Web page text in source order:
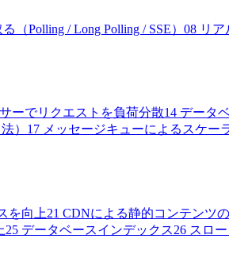
Polling / Long Polling / SSE） 08 リア
ーでリクエストを負荷分散14 データ
） 17 メッセージキューによるスケー
を向上21 CDNによる静的コンテンツ
25 データベースインデックス26 スロ